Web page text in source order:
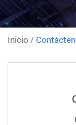
Inicio /